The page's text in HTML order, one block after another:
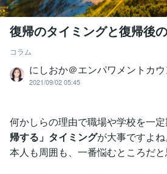
復帰のタイミングと復帰後
コラム
にしおか＠エンパワメントカ
2021/09/02 05:45
何かしらの理由で職場や学校を一定
帰する」タイミングが大事ですよね
本人も周囲も、一番悩むところだと